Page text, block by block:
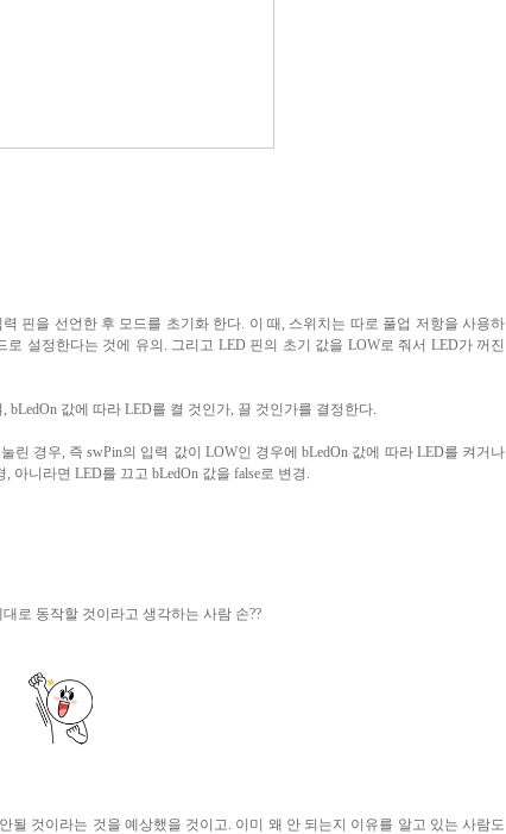
핀을 선언한 후 모드를 초기화 한다. 이 때, 스위치는 따로 풀업 저항을 사용하
로 설정한다는 것에 유의 . 그리고 LED 핀의 초기 값을 LOW로 줘서 LED가 꺼진
, bLedOn 값에 따라 LED를 켤 것인가, 끌 것인가를 결정한다.
린 경우, 즉swPin의 입력 값이 LOW인 경우에 bLedOn 값에 따라LED를 켜거나
, 아니라면 LED를 끄고 bLedOn 값을 false로 변경.
대로 동작할 것이라고 생각하는 사람 손??
될 것이라는 것을 예상했을 것이고. 이미 왜 안 되는지 이유를 알고 있는 사람도